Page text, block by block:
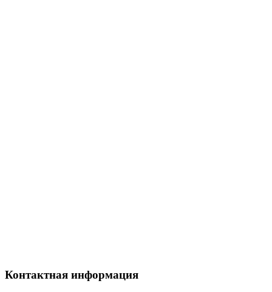
Контактная информация